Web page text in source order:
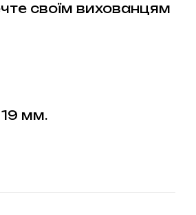
своїм вихованцям
19 мм.